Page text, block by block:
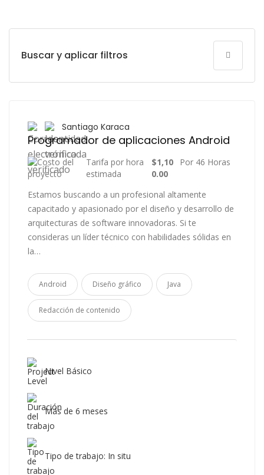
Buscar y aplicar filtros
Santiago Karaca
Programador de aplicaciones Android
Tarifa por hora
estimada
$1,10
0.00
Por 46 Horas
Estamos buscando a un profesional altamente
capacitado y apasionado por el diseño y desarrollo de
arquitecturas de software innovadoras. Si te
consideras un líder técnico con habilidades sólidas en
la…
Android Diseño gráfico Java
Redacción de contenido
Nivel Básico
Más de 6 meses
Tipo de trabajo: In situ